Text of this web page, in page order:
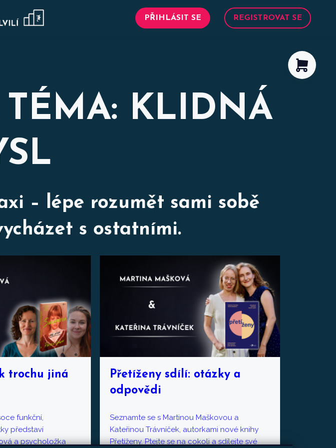
PŘIHLÁSIT SE REGISTROVAT SE
KLIDNÁ
– lépe rozumět sami sobě
s ostatními.
trochu jiná
funkční,
představí
a psycholožka
Přetíženy sdílí: otázky a
odpovědi
Seznamte se s Martinou Maškovou a
Kateřinou Trávníček, autorkami nové knihy
Přetíženy. Ptejte se na cokoli a sdílejte své